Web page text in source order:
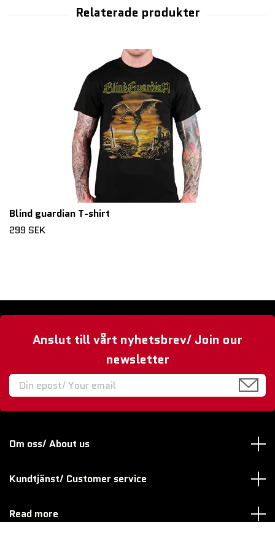
Blind guardian T-shirt
299 SEK
Anslut till vårt nyhetsbrev/ Join our
newsletter
Om oss/ About us
Kundtjänst/ Customer service
Read more